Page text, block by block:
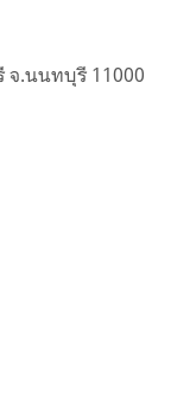
จ.นนทบุรี 11000